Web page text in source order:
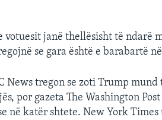
votuesit janë thellësisht të ndarë
se gara është e barabartë
News tregon se zoti Trump mund
por gazeta The Washington
në katër shtete. New York